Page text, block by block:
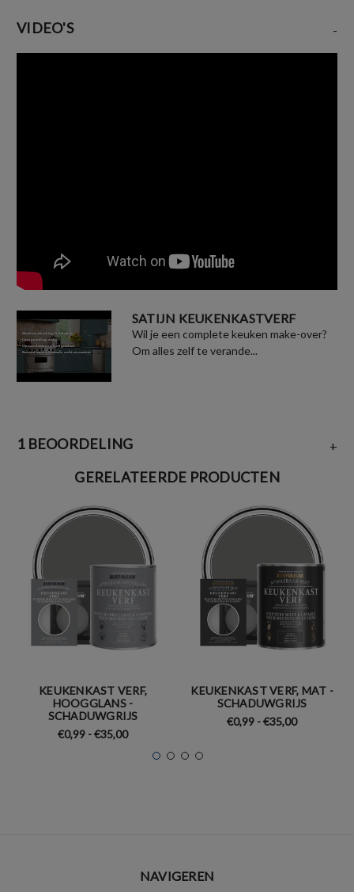
VIDEO'S -
SATIJN KEUKENKASTVERF
Wil je een complete keuken make-over?
Om alles zelf te verande...
1 BEOORDELING +
GERELATEERDE PRODUCTEN
KEUKENKAST VERF,
HOOGGLANS -
SCHADUWGRIJS
€0,99 - €35,00
KEUKENKAST VERF, MAT -
SCHADUWGRIJS
€0,99 - €35,00
NAVIGEREN